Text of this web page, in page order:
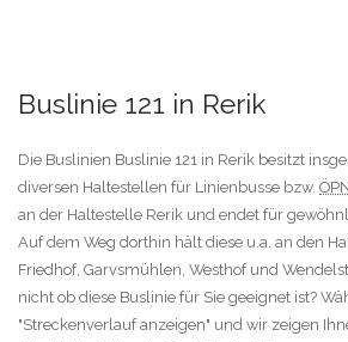
Buslinie 121 in Rerik
Die Buslinien Buslinie 121 in Rerik besitzt
diversen Haltestellen für Linienbusse bzw.
an der Haltestelle Rerik und endet für
Auf dem Weg dorthin hält diese u.a. an den
Friedhof, Garvsmühlen, Westhof und
nicht ob diese Buslinie für Sie geeignet ist?
"Streckenverlauf anzeigen" und wir zeigen